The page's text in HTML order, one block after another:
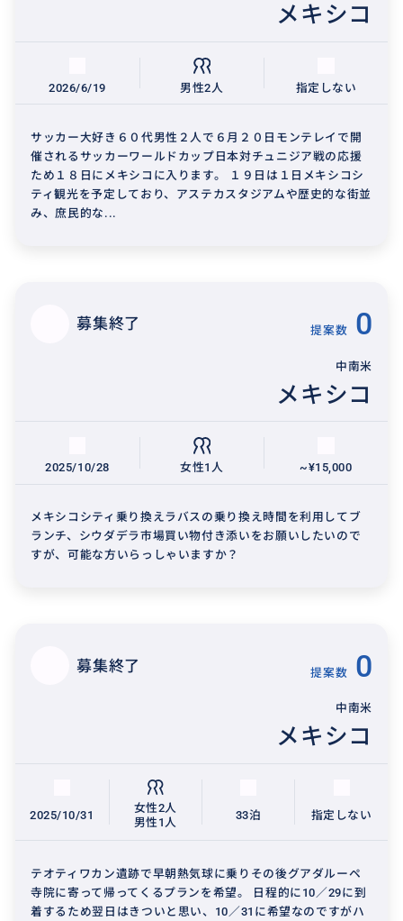
メキシコ
2026/6/19 男性2人 指定しない
サッカー大好き６０代男性２人で６月２０日モンテレイで開
催されるサッカーワールドカップ日本対チュニジア戦の応援
ため１８日にメキシコに入ります。 １９日は１日メキシコシ
ティ観光を予定しており、アステカスタジアムや歴史的な街並
み、庶民的な...
募集終了 提案数 0
中南米
メキシコ
2025/10/28 女性1人 ~¥15,000
メキシコシティ乗り換えラバスの乗り換え時間を利用してブ
ランチ、シウダデラ市場買い物付き添いをお願いしたいので
すが、可能な方いらっしゃいますか？
募集終了 提案数 0
中南米
メキシコ
2025/10/31
女性2人
男性1人
33泊 指定しない
テオティワカン遺跡で早朝熱気球に乗りその後グアダルーペ
寺院に寄って帰ってくるプランを希望。 日程的に10／29に到
着するため翌日はきついと思い、10／31に希望なのですがハ